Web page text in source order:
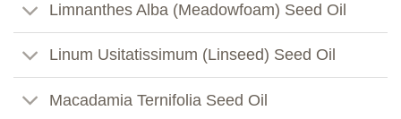
Limnanthes Alba (Meadowfoam) Seed Oil
Linum Usitatissimum (Linseed) Seed Oil
Macadamia Ternifolia Seed Oil